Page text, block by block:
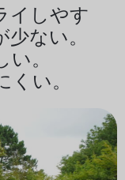
イしやす
ない。
。
い。